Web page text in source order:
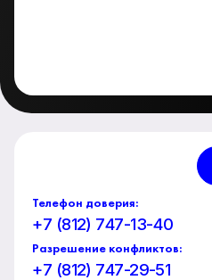
Телефон доверия:
+7 (812) 747-13-40
Разрешение конфликтов:
+7 (812) 747-29-51